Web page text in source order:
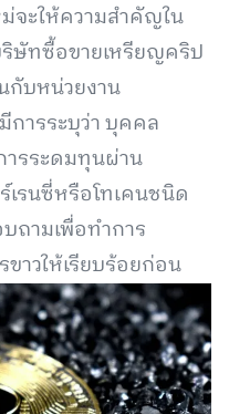
จะให้ความสำคัญใน
ษัทซื้อขายเหรียญคริป
กับหน่วยงาน
การระบุว่า บุคคล
รระดมทุนผ่าน
เรนซี่หรือโทเคนชนิด
ถามเพื่อทำการ
ขาวให้เรียบร้อยก่อน